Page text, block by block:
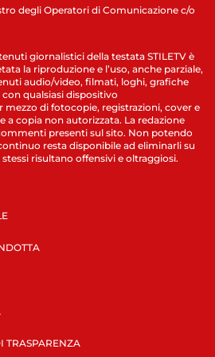
degli Operatori di Comunicazione c/o
giornalistici della testata STILETV è
la riproduzione e l’uso, anche parziale,
audio/video, filmati, loghi, grafiche
qualsiasi dispositivo
di fotocopie, registrazioni, cover e
a copia non autorizzata. La redazione
presenti sul sito. Non potendo
resta disponibile ad eliminarli su
risultano offensivi e oltraggiosi.
TRASPARENZA